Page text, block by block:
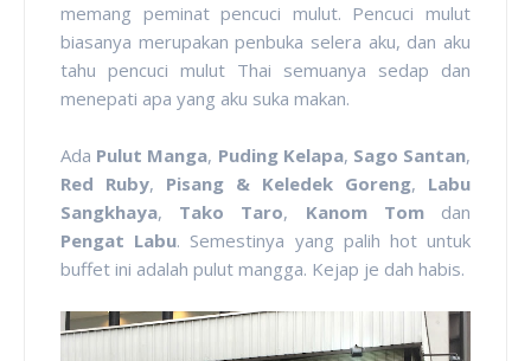
memang peminat pencuci mulut. Pencuci mulut
biasanya merupakan penbuka selera aku, dan aku
tahu pencuci mulut Thai semuanya sedap dan
menepati apa yang aku suka makan.
Ada Pulut Manga, Puding Kelapa, Sago Santan,
Red Ruby, Pisang & Keledek Goreng, Labu
Sangkhaya, Tako Taro, Kanom Tomdan
Pengat Labu. Semestinya yang palih hot untuk
buffet ini adalah pulut mangga. Kejap je dah habis.